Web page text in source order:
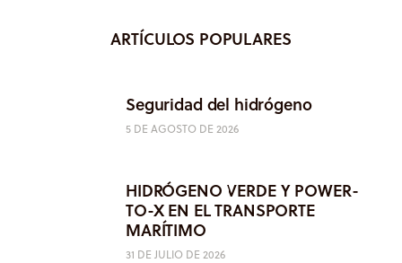
ARTÍCULOS POPULARES
Seguridad del hidrógeno
5 DE AGOSTO DE 2026
HIDRÓGENO VERDE Y POWER-
TO-X EN EL TRANSPORTE
MARÍTIMO
31 DE JULIO DE 2026